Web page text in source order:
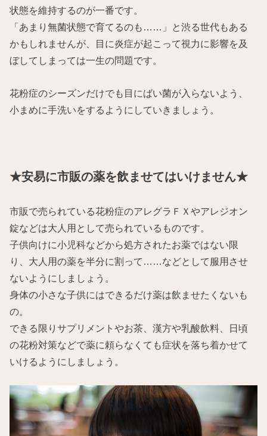
状態を維持するのが一番です。
「あまり無菌状態で育てるのも……」と渋る世代もある
かもしれませんが、目に炎症が起こって視力に影響を及
ぼしてしまっては一生の問題です。
花粉症のシーズンだけでも目にばい菌が入らないよう、
小まめに手洗いをするようにしていきましょう。
★安易に市販の薬を飲ませてはいけません★
市販で売られている花粉症のアレグラＦＸやアレジオン
錠などは大人用として売られているものです。
子供向けに小児科などから処方されたお薬ではない限
り、大人用の薬を半分に割って……などとして服用させ
ないようにしましょう。
身体の小さな子供にはできるだけ薬は飲ませたくないも
の。
できる限りサプリメントやお茶、漢方や乳酸飲料、日頃
の花粉対策などで薬に頼らなくても症状を落ち着かせて
いけるようにしましょう。